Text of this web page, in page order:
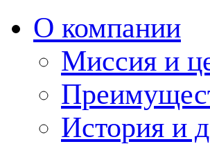
О компании
Миссия и
История и